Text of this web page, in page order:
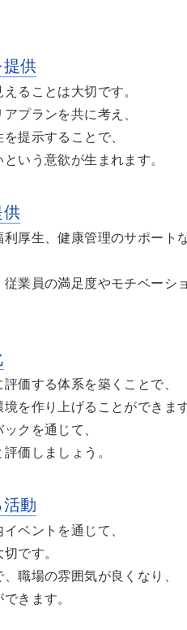
供
ることは大切です。
プランを共に考え、
提示することで、
いう意欲が生まれます。
厚生、健康管理のサポート
業員の満足度やモチベーシ
価する体系を築くことで、
を作り上げることができま
クを通じて、
価しましょう。
動
ベントを通じて、
です。
職場の雰囲気が良くなり、
きます。